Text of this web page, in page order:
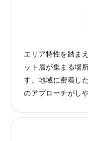
エリア特性を踏ま
ット層が集まる場
す。地域に密着し
のアプローチがし